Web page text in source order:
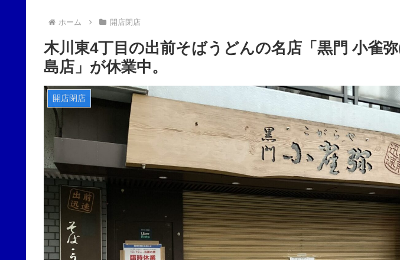
ホーム 開店閉店
木川東4丁目の出前そばうどんの名店「黒門 小雀
島店」が休業中。
開店閉店